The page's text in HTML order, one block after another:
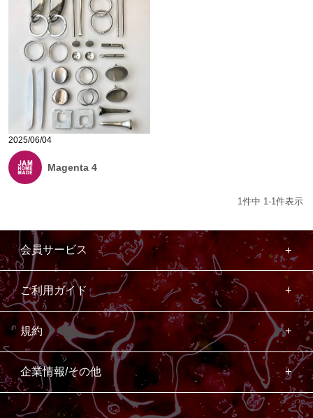
2025/06/04
Magenta 4
1件中 1-1件表示
会員サービス
ご利用ガイド
規約
企業情報/その他